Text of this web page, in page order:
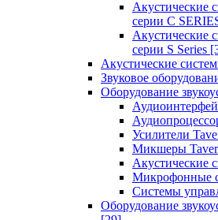
Акустические
серии C
Акустические
серии S Series
Акустические
Звуковое
Оборудование
Усилители
Микшеры
Акустические
Микрофонные
Системы
Оборудование